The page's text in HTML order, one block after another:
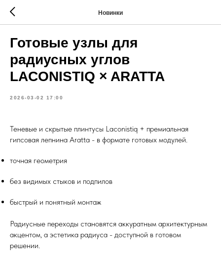
Новинки
Готовые узлы для
радиусных углов
LACONISTIQ × ARATTA
2026-03-02 17:00
Теневые и скрытые плинтусы Laconistiq + премиальная
гипсовая лепнина Aratta - в формате готовых модулей.
точная геометрия
без видимых стыков и подпилов
быстрый и понятный монтаж
Радиусные переходы становятся аккуратным архитектурным
акцентом, а эстетика радиуса - доступной в готовом
решении.